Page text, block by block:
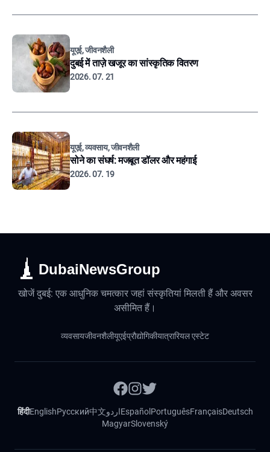
यूएई, जीवनशैली
दुबई में ताज़े खजूर का सांस्कृतिक वितरण
2026. 07. 21
यूएई, व्यवसाय, जीवनशैली
सोने का संघर्ष: मजबूत डॉलर और महंगाई
2026. 07. 19
DubaiNewsGroup
खोजें दुबई: एक आधुनिक चमत्कार जहां संस्कृतियां मिलती हैं और अवसर
असीमित हैं।
व्यवसायजीवनशैलीयूएईप्रौद्योगिकीयात्रारियल एस्टेट
हिंदीEnglishРусский中文اردوEspañol PortuguêsFrançaisDeutsch
MagyarSlovenský